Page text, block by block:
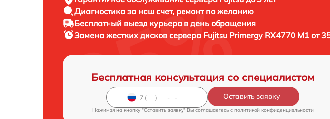
Диагностика за наш счет, ремонт по желанию
Бесплатный выезд курьера в день обращения
Замена жестких дисков сервера Fujitsu Primergy RX4770 M1 от
Бесплатная консультация со специалистом
Оставить заявку
Нажимая на кнопку "Оставить заявку" Вы соглашаетесь c политикой конфиденциальности